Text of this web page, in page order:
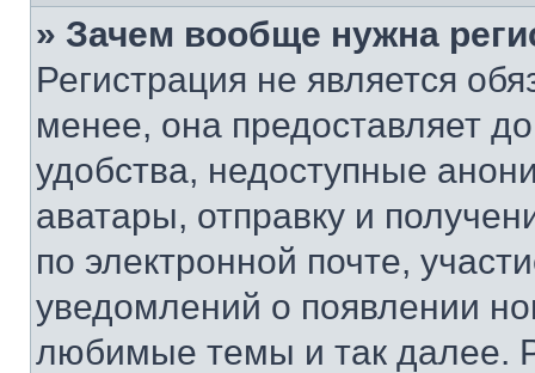
» Зачем вообще нужна
Регистрация не является
менее, она предоставляет
удобства, недоступные
аватары, отправку и
по электронной почте,
уведомлений о появлении
любимые темы и так далее.